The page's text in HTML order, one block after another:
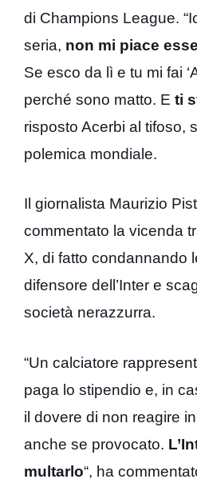
di Champions League.
seria, non mi piace
Se esco da lì e tu mi fai
perché sono matto. E ti
risposto Acerbi al tifoso,
polemica mondiale.
Il giornalista Maurizio
commentato la vicenda
X, di fatto condannando
difensore dell’Inter e
società nerazzurra.
“Un calciatore
paga lo stipendio e, in
il dovere di non reagire
anche se provocato.
multarlo“, ha